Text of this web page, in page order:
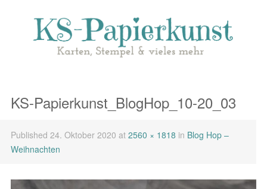
KS-Papierkunst_BlogHop_10-20_03
Published 24. Oktober 2020 at 2560 × 1818 in Blog Hop –
Weihnachten